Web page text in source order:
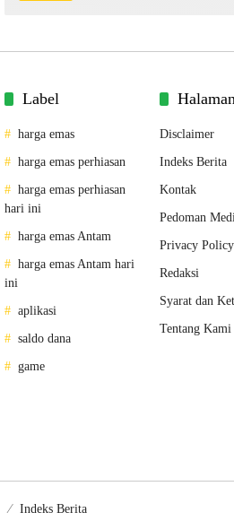
Label
harga emas
harga emas perhiasan
harga emas perhiasan
hari ini
harga emas Antam
harga emas Antam hari
ini
aplikasi
saldo dana
game
Halaman
Disclaimer
Indeks Berita
Kontak
Pedoman
Privacy Policy
Redaksi
Syarat dan
Tentang Kami
Indeks Berita